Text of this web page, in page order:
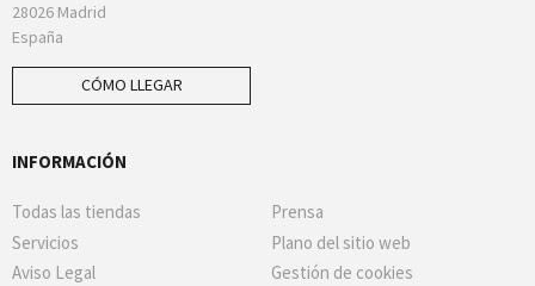
28026 Madrid
España
CÓMO LLEGAR
INFORMACIÓN
Todas las tiendas
Prensa
Servicios
Plano del sitio web
Aviso Legal
Gestión de cookies